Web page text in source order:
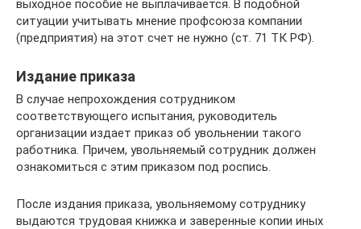
выходное пособие не выплачивается. В подобной
ситуации учитывать мнение профсоюза компании
(предприятия) на этот счет не нужно (ст. 71 ТК РФ).
Издание приказа
В случае непрохождения сотрудником
соответствующего испытания, руководитель
организации издает приказ об увольнении такого
работника. Причем, увольняемый сотрудник должен
ознакомиться с этим приказом под роспись.
После издания приказа, увольняемому сотруднику
выдаются трудовая книжка и заверенные копии иных